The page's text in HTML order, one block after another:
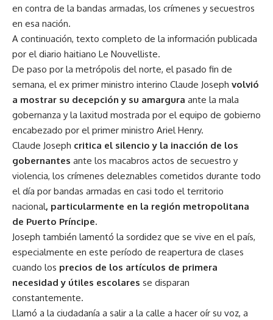
en contra de la bandas armadas, los crímenes y secuestros
en esa nación.
A continuación, texto completo de la información publicada
por el diario haitiano Le Nouvelliste.
De paso por la metrópolis del norte, el pasado fin de
semana, el ex primer ministro interino Claude Joseph volvió
a mostrar su decepción y su amargura ante la mala
gobernanza y la laxitud mostrada por el equipo de gobierno
encabezado por el primer ministro Ariel Henry.
Claude Joseph critica el silencio y la inacción de los
gobernantes ante los macabros actos de secuestro y
violencia, los crímenes deleznables cometidos durante todo
el día por bandas armadas en casi todo el territorio
nacional, particularmente en la región metropolitana
de Puerto Príncipe.
Joseph también lamentó la sordidez que se vive en el país,
especialmente en este período de reapertura de clases
cuando los precios de los artículos de primera
necesidad y útiles escolares se disparan
constantemente.
Llamó a la ciudadanía a salir a la calle a hacer oír su voz, a